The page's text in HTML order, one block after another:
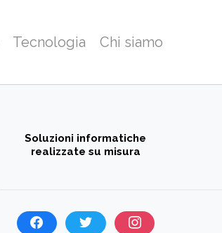
Tecnologia Chi siamo
Soluzioni informatiche
realizzate su misura